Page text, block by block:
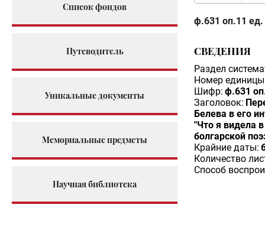
Список фондов
Путеводитель
Уникальные документы
Мемориальные предметы
Научная библиотека
ф.631 оп.11 ед.
СВЕДЕНИЯ
Раздел
Номер единицы
Шифр: ф.631
Заголовок:
Белева в его
"Что я видела
болгарской
Крайние даты:
Количество
Способ